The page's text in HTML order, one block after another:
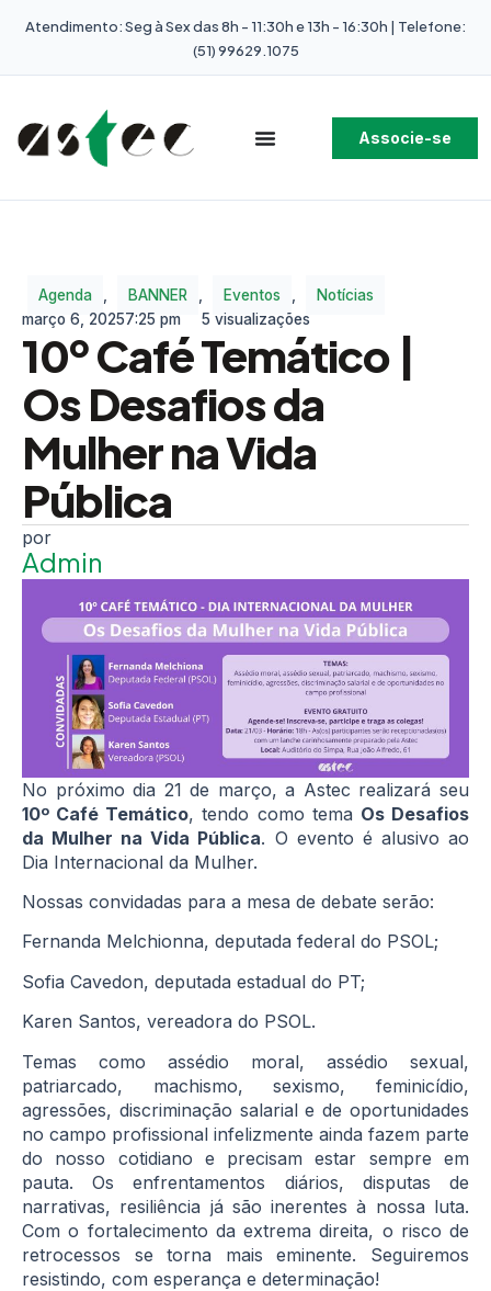
Atendimento: Seg à Sex das 8h - 11:30h e 13h - 16:30h | Telefone:
(51) 99629.1075
Associe-se
Agenda BANNER Eventos
Notícias
março 6, 20257:25 pm 5 visualizações
10º Café Temático |
Os Desafios da
Mulher na Vida
Pública
Admin
No próximo dia 21 de março, a Astec realizará seu
10º Café Temático, tendo como tema Os Desafios
da Mulher na Vida Pública. O evento é alusivo ao
Dia Internacional da Mulher.
Nossas convidadas para a mesa de debate serão:
Fernanda Melchionna, deputada federal do PSOL;
Sofia Cavedon, deputada estadual do PT;
Karen Santos, vereadora do PSOL.
Temas como assédio moral, assédio sexual,
patriarcado, machismo, sexismo, feminicídio,
agressões, discriminação salarial e de oportunidades
no campo profissional infelizmente ainda fazem parte
do nosso cotidiano e precisam estar sempre em
pauta. Os enfrentamentos diários, disputas de
narrativas, resiliência já são inerentes à nossa luta.
Com o fortalecimento da extrema direita, o risco de
retrocessos se torna mais eminente. Seguiremos
resistindo, com esperança e determinação!